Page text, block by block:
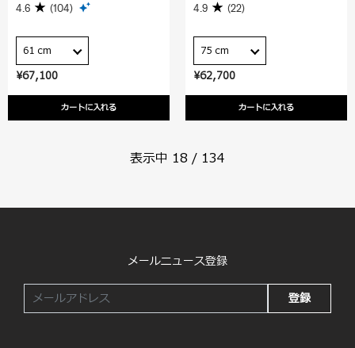
¥67,100
カートに入れる
4.6 (104)
61 cm
¥62,700
カートに入れる
4.9 (22)
75 cm
表示中 18 / 134
メールニュース登録
登録